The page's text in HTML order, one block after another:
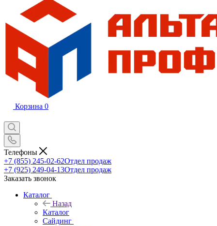
Корзина 0
Телефоны
+7 (855) 245-02-62Отдел продаж
+7 (925) 249-04-13Отдел продаж
Заказать звонок
Каталог
Назад
Каталог
Сайдинг